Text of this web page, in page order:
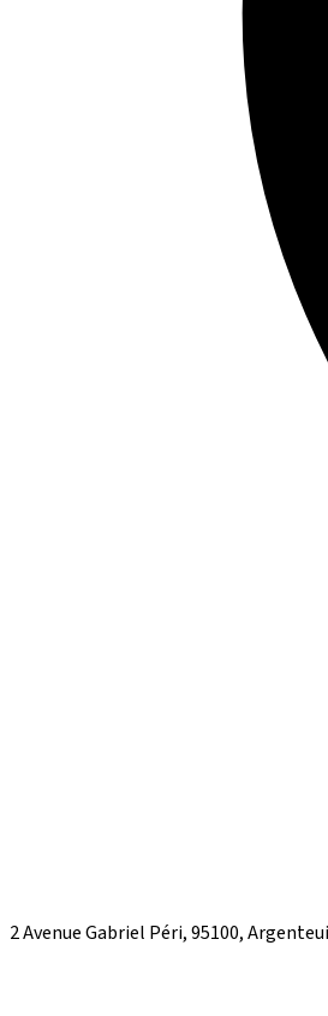
2 Avenue Gabriel Péri, 95100,